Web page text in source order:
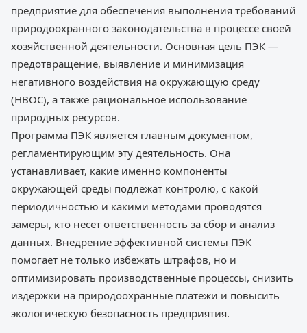
предприятие для обеспечения выполнения требований
природоохранного законодательства в процессе своей
хозяйственной деятельности. Основная цель ПЭК —
предотвращение, выявление и минимизация
негативного воздействия на окружающую среду
(НВОС), а также рациональное использование
природных ресурсов.
Программа ПЭК является главным документом,
регламентирующим эту деятельность. Она
устанавливает, какие именно компоненты
окружающей среды подлежат контролю, с какой
периодичностью и какими методами проводятся
замеры, кто несет ответственность за сбор и анализ
данных. Внедрение эффективной системы ПЭК
помогает не только избежать штрафов, но и
оптимизировать производственные процессы, снизить
издержки на природоохранные платежи и повысить
экологическую безопасность предприятия.